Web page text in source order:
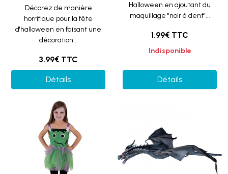
Décorez de manière
horrifique pour la fête
d'halloween en faisant une
décoration...
3.99€ TTC
Détails
Halloween en ajoutant du
maquillage "noir à dent"...
1.99€ TTC
Indisponible
Détails